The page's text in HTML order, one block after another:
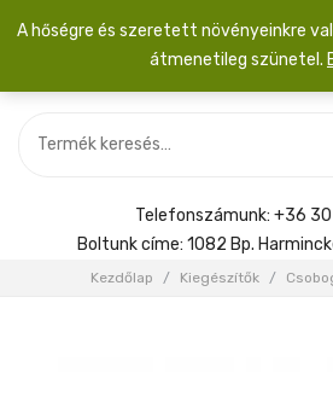
SZOBANÖVÉNY
KIEGÉSZÍTŐK
Menyasszonyi csokor
Telefonszámunk: +36 30
Boltunk címe: 1082 Bp.
Kezdőlap / Kiegészítők /
A hőségre és szeretett növényeinkre
átmenetileg szünetel.